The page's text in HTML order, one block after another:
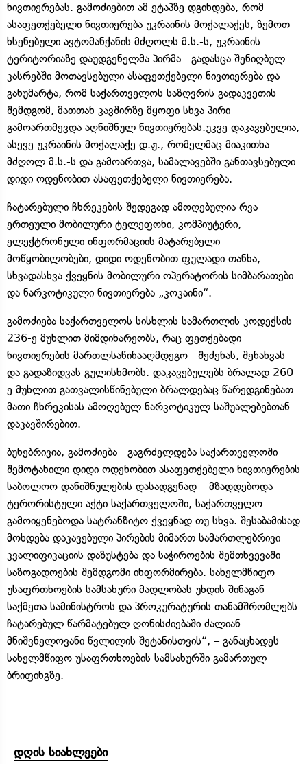
ნივთიერებას. გამოძიებით ამ ეტაპზე დგინდება, რომ
ასაფეთქებელი ნივთიერება უკრაინის მოქალაქეს, ზემოთ
ხსენებული ავტომანქანის მძღოლს მ.ს.-ს, უკრაინის
ტერიტორიაზე დაუდგენელმა პირმა გადასცა შენიღბულ
კასრებში მოთავსებული ასაფეთქებელი ნივთიერება და
განუმარტა, რომ საქართველოს საზღვრის გადაკვეთის
შემდგომ, მათთან კავშირზე მყოფი სხვა პირი
გამოართმევდა აღნიშნულ ნივთიერებას.უკვე დაკავებულია,
ასევე უკრაინის მოქალაქე დ.ჟ., რომელმაც მიაკითხა
მძღოლ მ.ს.-ს და გამოართვა, სამალავებში განთავსებული
დიდი ოდენობით ასაფეთქებელი ნივთიერება.
ჩატარებული ჩხრეკების შედეგად ამოღებულია რვა
ერთეული მობილური ტელეფონი, კომპიუტერი,
ელექტრონული ინფორმაციის მატარებელი
მოწყობილობები, დიდი ოდენობით ფულადი თანხა,
სხვადასხვა ქვეყნის მობილური ოპერატორის სიმბარათები
და ნარკოტიკული ნივთიერება „კოკაინი“.
გამოძიება საქართველოს სისხლის სამართლის კოდექსის
236-ე მუხლით მიმდინარეობს, რაც ფეთქებადი
ნივთიერების მართლსაწინააღმდეგო შეძენას, შენახვას
და გადაზიდვას გულისხმობს. დაკავებულებს ბრალად 260-
ე მუხლით გათვალისწინებული ბრალდებაც წარედგინებათ
მათი ჩხრეკისას ამოღებულ ნარკოტიკულ საშუალებებთან
დაკავშირებით.
ბუნებრივია, გამოძიება გაგრძელდება საქართველოში
შემოტანილი დიდი ოდენობით ასაფეთქებელი ნივთიერების
საბოლოო დანიშნულების დასადგენად – მზადდებოდა
ტერორისტული აქტი საქართველოში, საქართველო
გამოიყენებოდა სატრანზიტო ქვეყნად თუ სხვა. შესაბამისად
მოხდება დაკავებული პირების მიმართ სამართლებრივი
კვალიფიკაციის დაზუსტება და საჭიროების შემთხვევაში
საზოგადოების შემდგომი ინფორმირება. სახელმწიფო
უსაფრთხოების სამსახური მადლობას უხდის შინაგან
საქმეთა სამინისტროს და პროკურატურის თანამშრომლებს
ჩატარებულ წარმატებულ ღონისძიებაში ძალიან
მნიშვნელოვანი წვლილის შეტანისთვის“, – განაცხადეს
სახელმწიფო უსაფრთხოების სამსახურში გამართულ
ბრიფინგზე.
დღის სიახლეები